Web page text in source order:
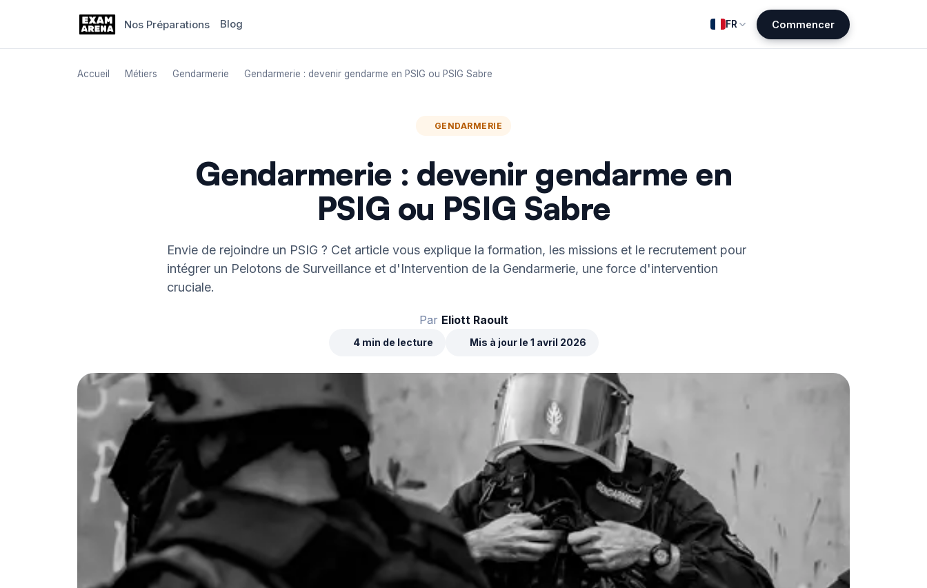
Nos Préparations Blog FR Commencer
Accueil Métiers Gendarmerie Gendarmerie : devenir gendarme en PSIG ou PSIG Sabre
GENDARMERIE
Gendarmerie : devenir gendarme en
PSIG ou PSIG Sabre
Envie de rejoindre un PSIG ? Cet article vous explique la formation, les missions et le recrutement pour
intégrer un Pelotons de Surveillance et d'Intervention de la Gendarmerie, une force d'intervention
cruciale.
Par Eliott Raoult
4 min de lecture Mis à jour le 1 avril 2026